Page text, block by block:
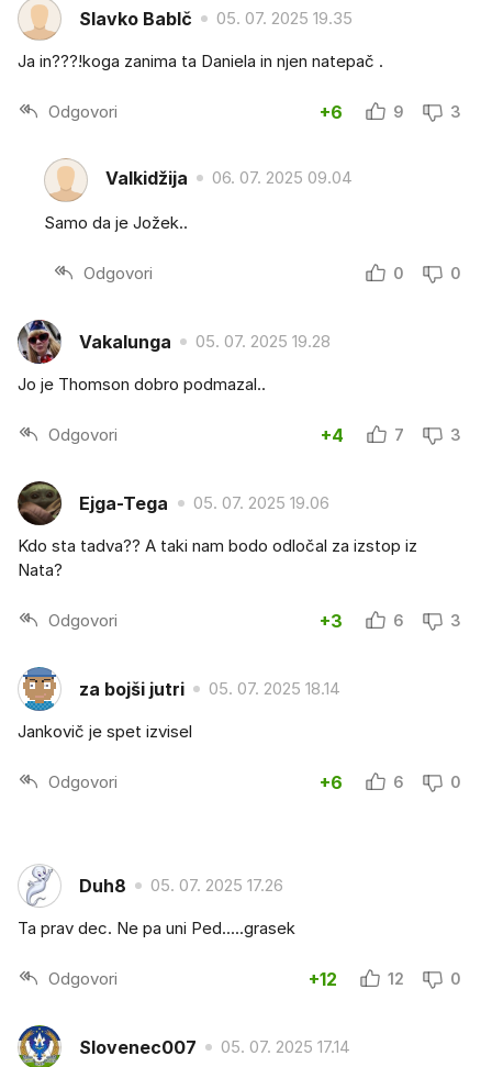
Slavko BabIč 05. 07. 2025 19.35
Ja in???!koga zanima ta Daniela in njen natepač .
Odgovori +6 9 3
Valkidžija 06. 07. 2025 09.04
Samo da je Jožek..
Odgovori 0 0
Vakalunga 05. 07. 2025 19.28
Jo je Thomson dobro podmazal..
Odgovori +4 7 3
Ejga-Tega 05. 07. 2025 19.06
Kdo sta tadva?? A taki nam bodo odločal za izstop iz
Nata?
Odgovori +3 6 3
za bojši jutri 05. 07. 2025 18.14
Jankovič je spet izvisel
Odgovori +6 6 0
Duh8 05. 07. 2025 17.26
Ta prav dec. Ne pa uni Ped.....grasek
Odgovori +12 12 0
Slovenec007 05. 07. 2025 17.14